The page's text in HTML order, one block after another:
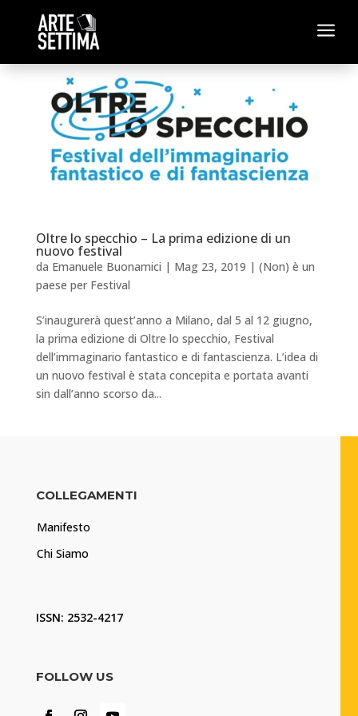
a
Oltre lo specchio – La prima edizione di un
nuovo festival
da Emanuele Buonamici | Mag 23, 2019 | (Non) è un
paese per Festival
S’inaugurerà quest’anno a Milano, dal 5 al 12 giugno,
la prima edizione di Oltre lo specchio, Festival
dell’immaginario fantastico e di fantascienza. L’idea di
un nuovo festival è stata concepita e portata avanti
sin dall’anno scorso da...
COLLEGAMENTI
Manifesto
Chi Siamo
ISSN: 2532-4217
FOLLOW US